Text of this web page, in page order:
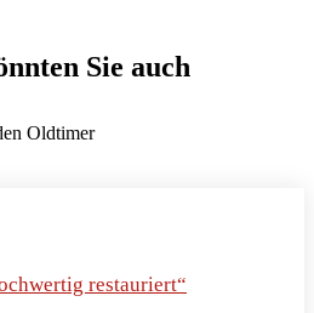
Sie auch
Oldtimer
restauriert“